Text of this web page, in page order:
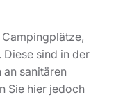
sind in der
sanitären
Sie hier jedoch